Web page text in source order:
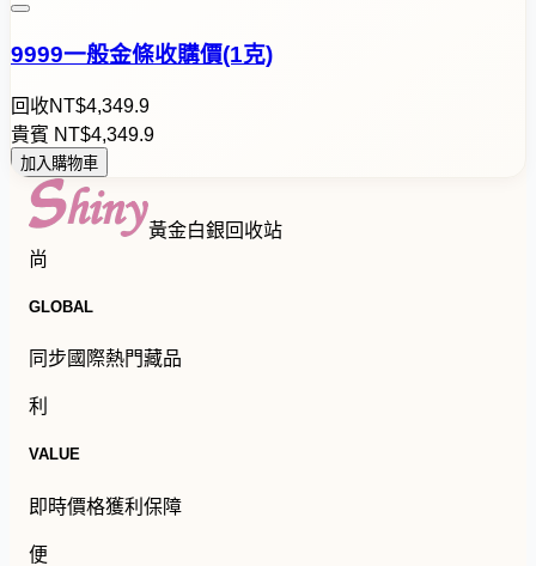
9999一般金條收購價(1克)
回收NT$4,349.9
貴賓 NT$4,349.9
加入購物車
黃金白銀回收站
尚
GLOBAL
同步國際熱門藏品
利
VALUE
即時價格獲利保障
便